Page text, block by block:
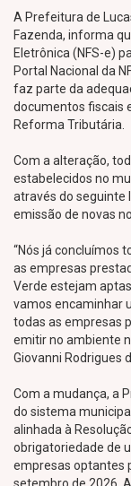
A Prefeitura de
Fazenda, informa
Eletrônica (NFS-e)
Portal Nacional da
faz parte da
documentos fiscais
Reforma Tributária.
Com a alteração,
estabelecidos no
através do seguinte
emissão de novas
“Nós já concluímos
as empresas
Verde estejam
vamos encaminhar
todas as empresas
emitir no ambiente
Giovanni Rodrigues
Com a mudança, a
do sistema
alinhada à
obrigatoriedade de
empresas optantes